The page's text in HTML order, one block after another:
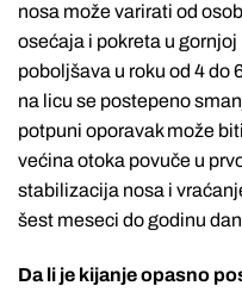
nosa može varirati od
osećaja i pokreta u
poboljšava u roku od 4 do
na licu se postepeno
potpuni oporavak može
većina otoka povuče u
stabilizacija nosa i
šest meseci do godinu
Da li je kijanje opasno